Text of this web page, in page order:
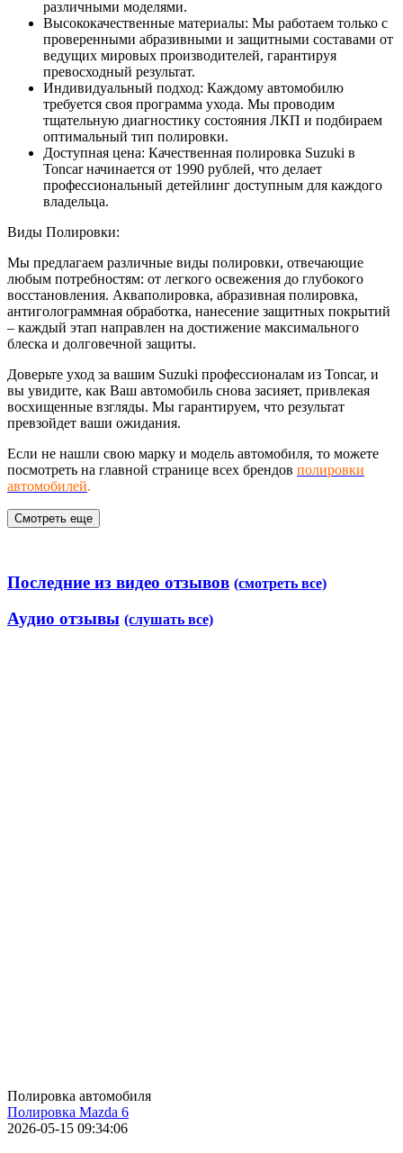
различными моделями.
Высококачественные материалы: Мы работаем только с
проверенными абразивными и защитными составами от
ведущих мировых производителей, гарантируя
превосходный результат.
Индивидуальный подход: Каждому автомобилю
требуется своя программа ухода. Мы проводим
тщательную диагностику состояния ЛКП и подбираем
оптимальный тип полировки.
Доступная цена: Качественная полировка Suzuki в
Toncar начинается от 1990 рублей, что делает
профессиональный детейлинг доступным для каждого
владельца.
Виды Полировки:
Мы предлагаем различные виды полировки, отвечающие
любым потребностям: от легкого освежения до глубокого
восстановления. Акваполировка, абразивная полировка,
антиголограммная обработка, нанесение защитных покрытий
– каждый этап направлен на достижение максимального
блеска и долговечной защиты.
Доверьте уход за вашим Suzuki профессионалам из Toncar, и
вы увидите, как Ваш автомобиль снова засияет, привлекая
восхищенные взгляды. Мы гарантируем, что результат
превзойдет ваши ожидания.
Если не нашли свою марку и модель автомобиля, то можете
посмотреть на главной странице всех брендов полировки
автомобилей.
Смотреть еще
Последние из видео отзывов (смотреть все)
Аудио отзывы (слушать все)
Полировка автомобиля
Полировка Mazda 6
2026-05-15 09:34:06